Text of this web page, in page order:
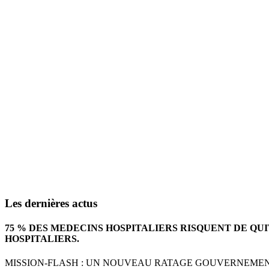
Les dernières actus
75 % DES MEDECINS HOSPITALIERS RISQUENT DE
HOSPITALIERS.
MISSION-FLASH : UN NOUVEAU RATAGE